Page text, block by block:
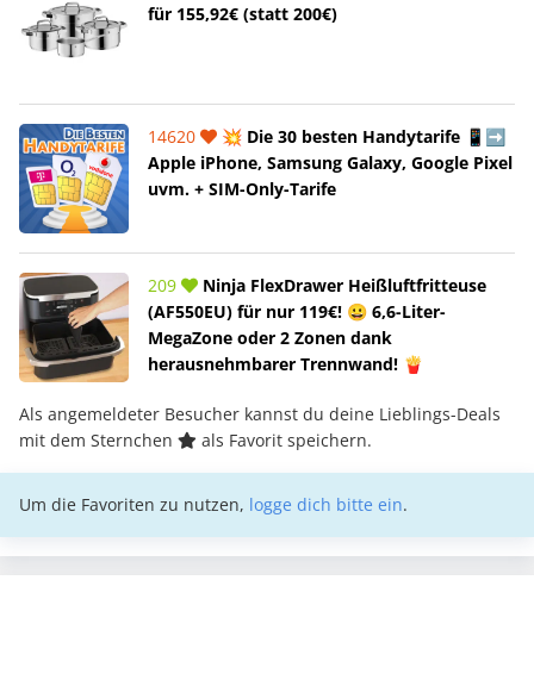
für 155,92€ (statt 200€)
14620
💥 Die 30 besten Handytarife 📱➡️
Apple iPhone, Samsung Galaxy, Google Pixel
uvm. + SIM-Only-Tarife
209
Ninja FlexDrawer Heißluftfritteuse
(AF550EU) für nur 119€! 😀 6,6-Liter-
MegaZone oder 2 Zonen dank
herausnehmbarer Trennwand! 🍟
Als angemeldeter Besucher kannst du deine Lieblings-Deals
mit dem Sternchen
als Favorit speichern.
Um die Favoriten zu nutzen, logge dich bitte ein.